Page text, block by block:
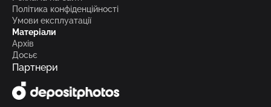
Політика конфіденційності
Умови експлуатації
Матеріали
Архів
Досьє
Партнери